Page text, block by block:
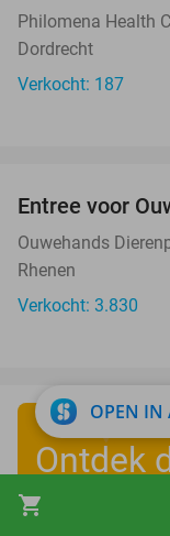
shopping_cart
Philomena Health
Dordrecht
Verkocht: 187
Entree voor
Ouwehands
Rhenen
Verkocht: 3.830
Ontdek
OPEN IN